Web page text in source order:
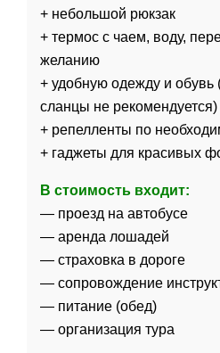
+ небольшой рюкзак
+ термос с чаем, воду,
желанию
+ удобную одежду и обувь
сланцы не рекомендуется)
+ репелленты по
+ гаджеты для красивых
В стоимостьвходит:
— проезд на автобусе
— аренда лошадей
— страховка в дороге
— сопровождение
— питание (обед)
— организация тура